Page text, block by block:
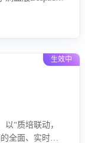
用户可以轻松
生效中
“质培联动，
全面、实时、